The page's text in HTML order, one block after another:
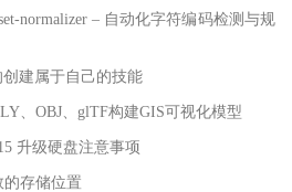
normalizer – 自动化字符编码检测与规
创建属于自己的技能
、OBJ、glTF构建GIS可视化模型
升级硬盘注意事项
的存储位置